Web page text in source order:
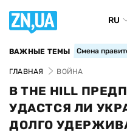
RU
ВАЖНЫЕ ТЕМЫ Смена
ГЛАВНАЯ ВОЙНА
В THE HILL
УДАСТСЯ ЛИ
ДОЛГО